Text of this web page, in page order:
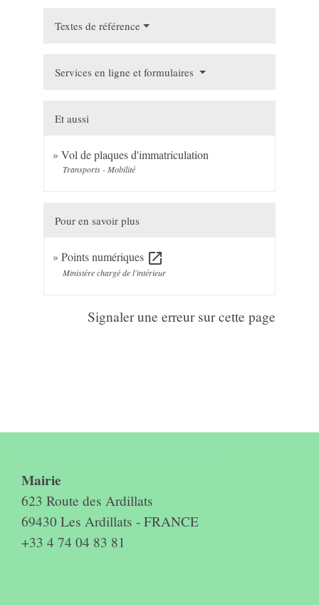
Textes de référence
Services en ligne et formulaires
Et aussi
Vol de plaques d'immatriculation
Transports - Mobilité
Pour en savoir plus
Points numériques open_in_new
Ministère chargé de l'intérieur
Signaler une erreur sur cette page
Mairie
623 Route des Ardillats
69430 Les Ardillats - FRANCE
+33 4 74 04 83 81